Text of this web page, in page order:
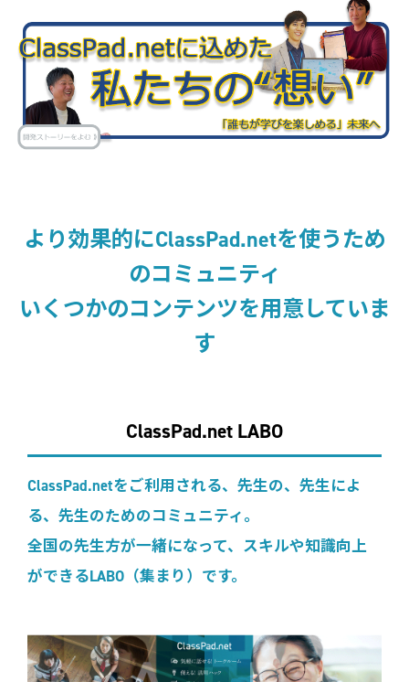
より効果的にClassPad.netを使うため
のコミュニティ
いくつかのコンテンツを用意していま
す
ClassPad.net LABO
ClassPad.netをご利用される、先生の、先生によ
る、先生のためのコミュニティ。
全国の先生方が一緒になって、スキルや知識向上
ができるLABO（集まり）です。